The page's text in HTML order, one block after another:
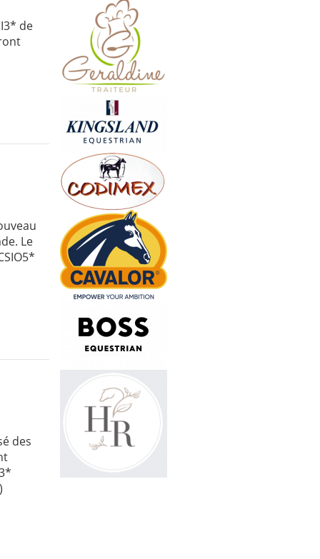
de
Le
des